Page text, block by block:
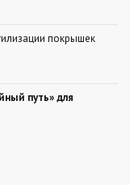
покрышек
путь» для